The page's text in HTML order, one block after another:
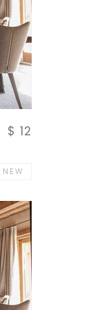
$ 12
NEW